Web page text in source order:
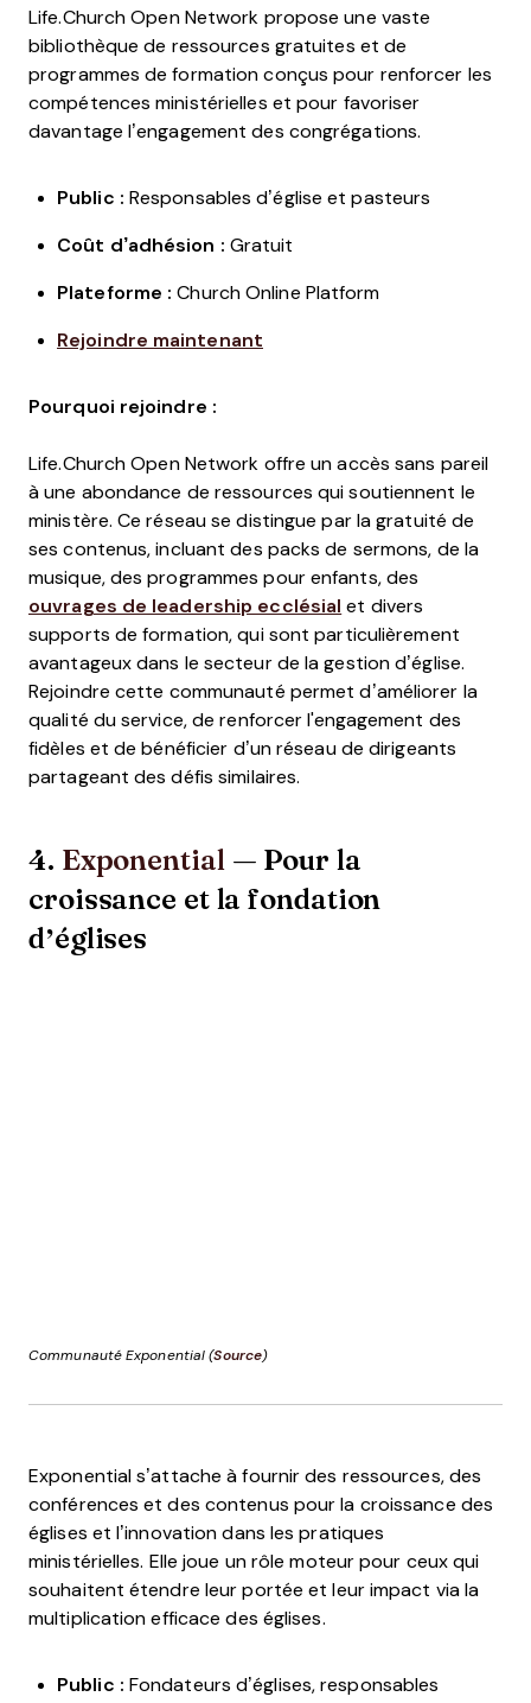
Life.Church Open Network propose une vaste
bibliothèque de ressources gratuites et de
programmes de formation conçus pour renforcer les
compétences ministérielles et pour favoriser
davantage l’engagement des congrégations.
Public : Responsables d’église et pasteurs
Coût d’adhésion : Gratuit
Plateforme : Church Online Platform
Rejoindre maintenant
Pourquoi rejoindre :
Life.Church Open Network offre un accès sans pareil
à une abondance de ressources qui soutiennent le
ministère. Ce réseau se distingue par la gratuité de
ses contenus, incluant des packs de sermons, de la
musique, des programmes pour enfants, des
ouvrages de leadership ecclésial et divers
supports de formation, qui sont particulièrement
avantageux dans le secteur de la gestion d’église.
Rejoindre cette communauté permet d’améliorer la
qualité du service, de renforcer l'engagement des
fidèles et de bénéficier d’un réseau de dirigeants
partageant des défis similaires.
4. Exponential— Pour la
croissance et la fondation
d’églises
Communauté Exponential (Source)
Exponential s’attache à fournir des ressources, des
conférences et des contenus pour la croissance des
églises et l’innovation dans les pratiques
ministérielles. Elle joue un rôle moteur pour ceux qui
souhaitent étendre leur portée et leur impact via la
multiplication efficace des églises.
Public : Fondateurs d’églises, responsables